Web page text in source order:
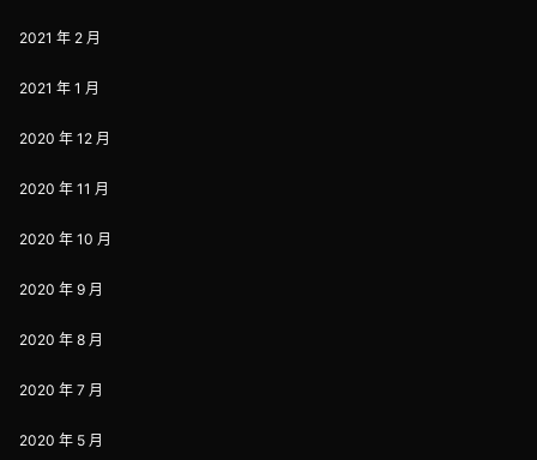
2021 年 2 月
2021 年 1 月
2020 年 12 月
2020 年 11 月
2020 年 10 月
2020 年 9 月
2020 年 8 月
2020 年 7 月
2020 年 5 月